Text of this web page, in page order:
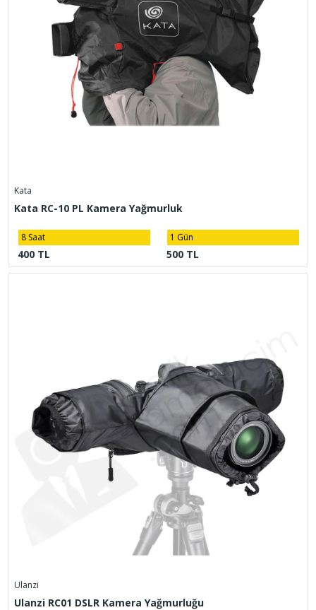
Kata
Kata RC-10 PL Kamera Yağmurluk
8 Saat
400 TL
1 Gün
500 TL
Ulanzi
Ulanzi RC01 DSLR Kamera Yağmurluğu